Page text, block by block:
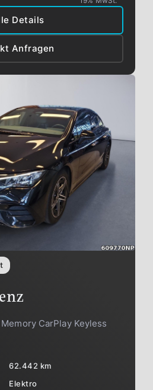
Details
Anfragen
CarPlay Keyless
62.442 km
Elektro